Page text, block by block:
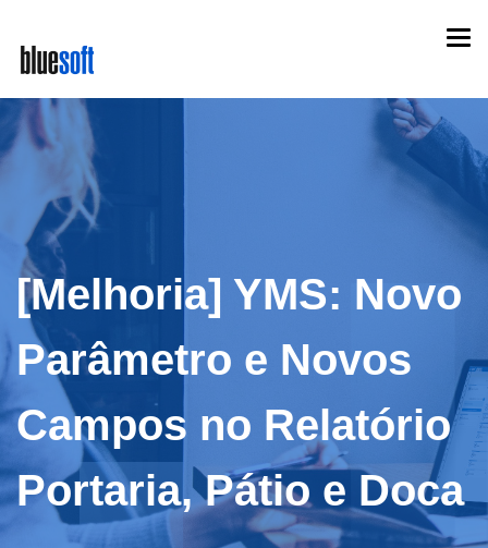
main
content
[Melhoria] YMS: Novo
Parâmetro e Novos
Campos no Relatório
Portaria, Pátio e Doca